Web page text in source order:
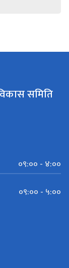
समिति
०९:०० - ४:००
०९:०० - ५:००